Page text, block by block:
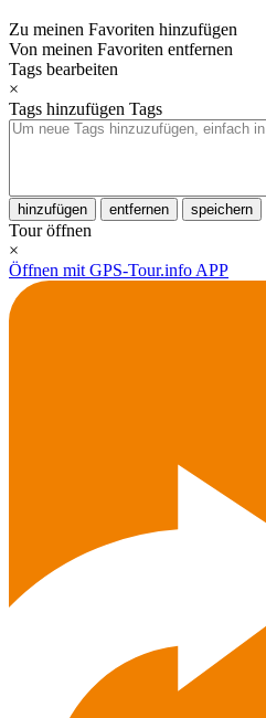
Zu meinen Favoriten hinzufügen
Von meinen Favoriten entfernen
Tags bearbeiten
×
Tags hinzufügen Tags
hinzufügen entfernen speichern
Tour öffnen
×
Öffnen mit GPS-Tour.info APP